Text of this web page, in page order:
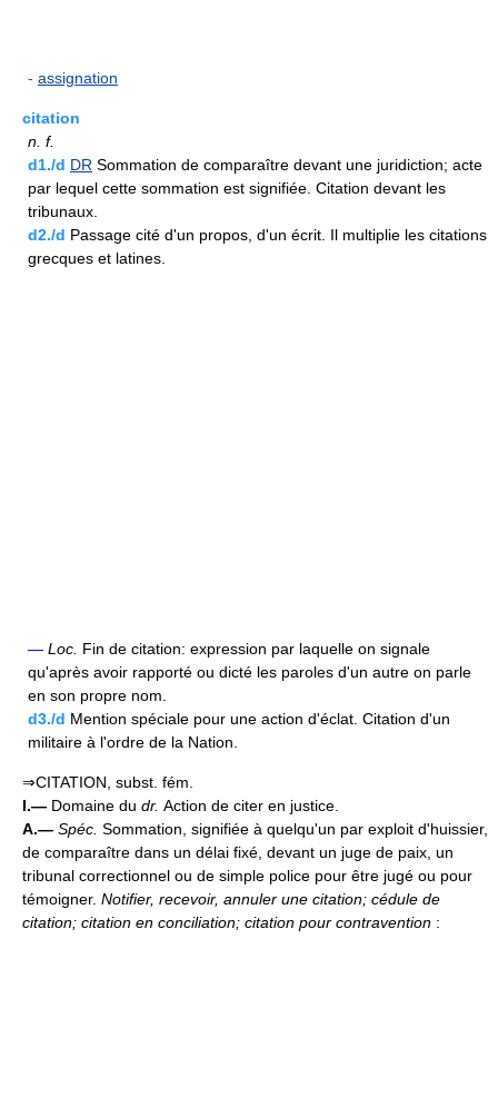
- assignation
citation
n. f.
d1./d DR Sommation de comparaître devant une juridiction; acte
par lequel cette sommation est signifiée. Citation devant les
tribunaux.
d2./d Passage cité d'un propos, d'un écrit. Il multiplie les citations
grecques et latines.
— Loc. Fin de citation: expression par laquelle on signale
qu'après avoir rapporté ou dicté les paroles d'un autre on parle
en son propre nom.
d3./d Mention spéciale pour une action d'éclat. Citation d'un
militaire à l'ordre de la Nation.
⇒CITATION, subst. fém.
I.— Domaine du dr. Action de citer en justice.
A.— Spéc. Sommation, signifiée à quelqu'un par exploit d'huissier,
de comparaître dans un délai fixé, devant un juge de paix, un
tribunal correctionnel ou de simple police pour être jugé ou pour
témoigner. Notifier, recevoir, annuler une citation; cédule de
citation; citation en conciliation; citation pour contravention :